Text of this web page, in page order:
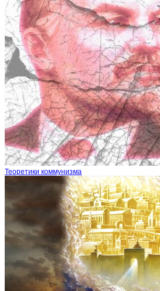
Теоретики коммунизма